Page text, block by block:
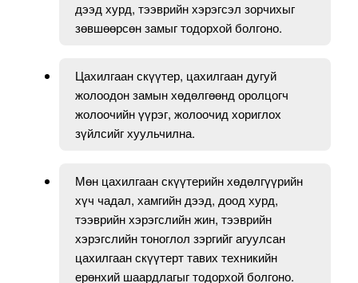
дээд хурд, тээврийн хэрэгсэл зорчихыг
зөвшөөрсөн замыг тодорхой болгоно.
Цахилгаан скүүтер, цахилгаан дугуй
жолоодон замын хөдөлгөөнд оролцогч
жолоочийн үүрэг, жолоочид хориглох
зүйлсийг хуульчилна.
Мөн цахилгаан скүүтерийн хөдөлгүүрийн
хүч чадал, хамгийн дээд, доод хурд,
тээврийн хэрэгслийн жин, тээврийн
хэрэгслийн тоноглол зэргийг агуулсан
цахилгаан скүүтерт тавих техникийн
ерөнхий шаардлагыг тодорхой болгоно.